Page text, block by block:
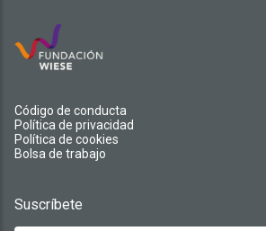
Código de conducta
Política de privacidad
Política de cookies
Bolsa de trabajo
Suscríbete